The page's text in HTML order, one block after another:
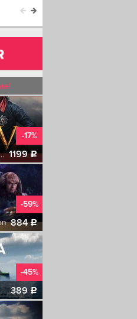
-17%
Empire Founder Pack 1199c
-59%
884c
-45%
389c